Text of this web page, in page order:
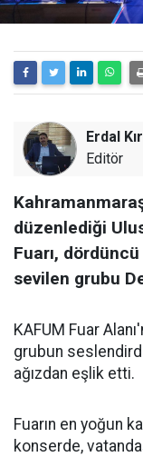
Erdal Kır
Editör
düzenlediği
Fuarı,
sevilen grubu
KAFUM Fuar
grubun
ağızdan eşlik etti.
Fuarın en yoğun
konserde,